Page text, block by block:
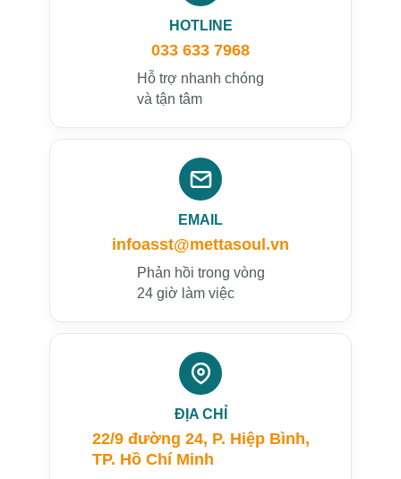
HOTLINE
033 633 7968
Hỗ trợ nhanh chóng
và tận tâm
EMAIL
infoasst@mettasoul.vn
Phản hồi trong vòng
24 giờ làm việc
ĐỊA CHỈ
22/9 đường 24, P. Hiệp Bình,
TP. Hồ Chí Minh